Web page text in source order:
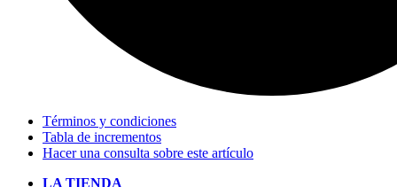
Términos y condiciones
Tabla de incrementos
Hacer una consulta sobre este artículo
LA TIENDA